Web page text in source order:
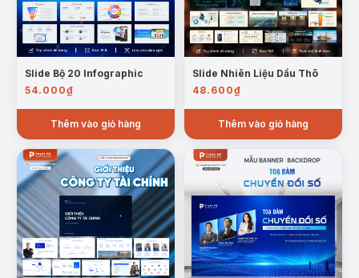
Slide Bộ 20 Infographic
54.000₫
Thêm vào giỏ hàng
Slide Nhiên Liệu Dầu Thô
48.600₫
Thêm vào giỏ hàng